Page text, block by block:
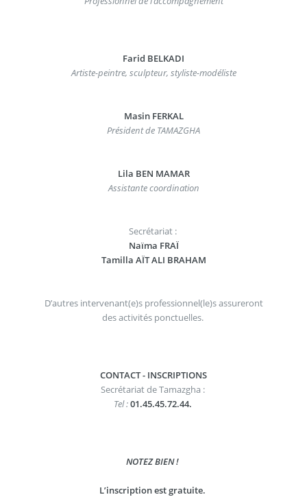
Farid BELKADI
Artiste-peintre, sculpteur, styliste-modéliste
Masin FERKAL
Président de TAMAZGHA
Lila BEN MAMAR
Assistante coordination
Secrétariat :
Naïma FRAÏ
Tamilla AÏT ALI BRAHAM
D’autres intervenant(e)s professionnel(le)s assureront
des activités ponctuelles.
CONTACT - INSCRIPTIONS
Secrétariat de Tamazgha :
Tel :01.45.45.72.44.
NOTEZ BIEN !
L’inscription est gratuite.